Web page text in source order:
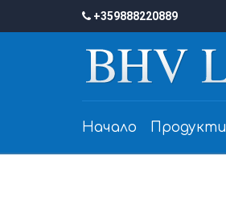
+359888220889
Начало Продукти